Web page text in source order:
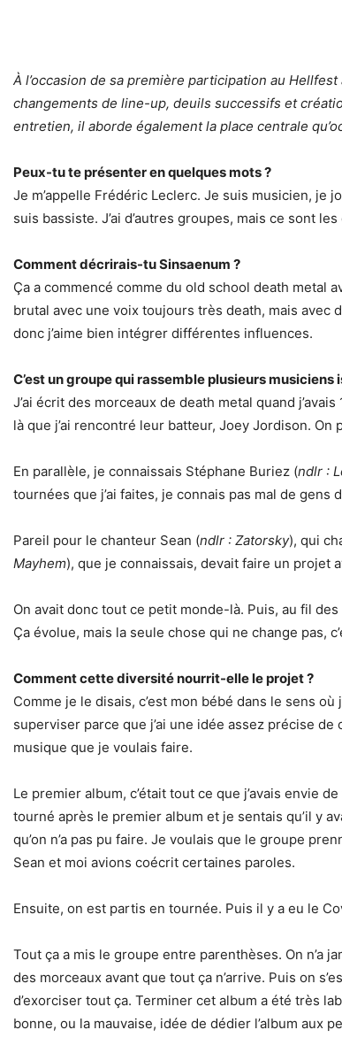
À l’occasion de sa première participation au
changements de line-up, deuils successifs et
entretien, il aborde également la place centrale
Peux-tu te présenter en quelques mots ?
Je m’appelle Frédéric Leclerc. Je suis musicien, je
suis bassiste. J’ai d’autres groupes, mais ce sont
Comment décrirais-tu Sinsaenum ?
Ça a commencé comme du old school death metal
brutal avec une voix toujours très death, mais avec
donc j’aime bien intégrer différentes influences.
C’est un groupe qui rassemble plusieurs
J’ai écrit des morceaux de death metal quand
là que j’ai rencontré leur batteur, Joey Jordison.
En parallèle, je connaissais Stéphane Buriez (ndlr :
tournées que j’ai faites, je connais pas mal de
Pareil pour le chanteur Sean (ndlr : Zatorsky), qui
Mayhem), que je connaissais, devait faire un projet
On avait donc tout ce petit monde-là. Puis, au fil
Ça évolue, mais la seule chose qui ne change pas,
Comment cette diversité nourrit-elle le projet ?
Comme je le disais, c’est mon bébé dans le sens
superviser parce que j’ai une idée assez précise
musique que je voulais faire.
Le premier album, c’était tout ce que j’avais envie
tourné après le premier album et je sentais qu’il y
qu’on n’a pas pu faire. Je voulais que le groupe
Sean et moi avions coécrit certaines paroles.
Ensuite, on est partis en tournée. Puis il y a eu le
Tout ça a mis le groupe entre parenthèses. On n’a
des morceaux avant que tout ça n’arrive. Puis on
d’exorciser tout ça. Terminer cet album a été très
bonne, ou la mauvaise, idée de dédier l’album aux